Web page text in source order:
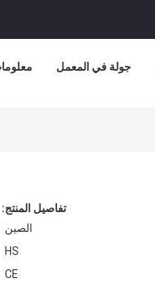
جولة في المعمل
تفاصيل المنتج:
الصين
HS
CE